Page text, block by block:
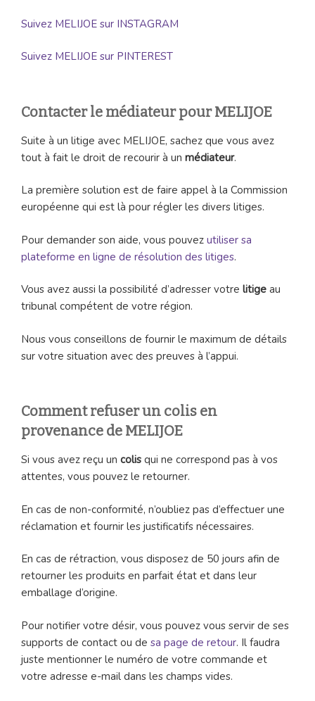
Suivez MELIJOE sur INSTAGRAM
Suivez MELIJOE sur PINTEREST
Contacter le médiateur pour MELIJOE
Suite à un litige avec MELIJOE, sachez que vous avez
tout à fait le droit de recourir à un médiateur.
La première solution est de faire appel à la Commission
européenne qui est là pour régler les divers litiges.
Pour demander son aide, vous pouvez utiliser sa
plateforme en ligne de résolution des litiges.
Vous avez aussi la possibilité d’adresser votre litige au
tribunal compétent de votre région.
Nous vous conseillons de fournir le maximum de détails
sur votre situation avec des preuves à l’appui.
Comment refuser un colis en
provenance de MELIJOE
Si vous avez reçu un colis qui ne correspond pas à vos
attentes, vous pouvez le retourner.
En cas de non-conformité, n’oubliez pas d’effectuer une
réclamation et fournir les justificatifs nécessaires.
En cas de rétraction, vous disposez de 50 jours afin de
retourner les produits en parfait état et dans leur
emballage d’origine.
Pour notifier votre désir, vous pouvez vous servir de ses
supports de contact ou de sa page de retour. Il faudra
juste mentionner le numéro de votre commande et
votre adresse e-mail dans les champs vides.